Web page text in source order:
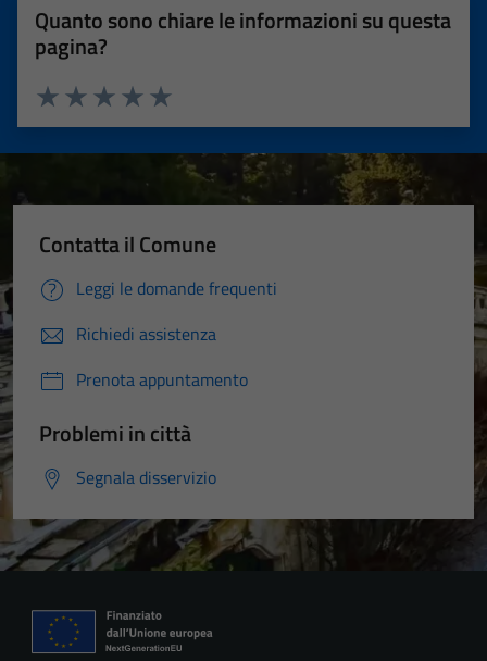
Quanto sono chiare le informazioni su questa
pagina?
Valuta 5 stelle su 5
Valuta 4 stelle su 5
Valuta 3 stelle su 5
Valuta 2 stelle su 5
Valuta 1 stelle su 5
Contatta il Comune
Leggi le domande frequenti
Richiedi assistenza
Prenota appuntamento
Problemi in città
Segnala disservizio